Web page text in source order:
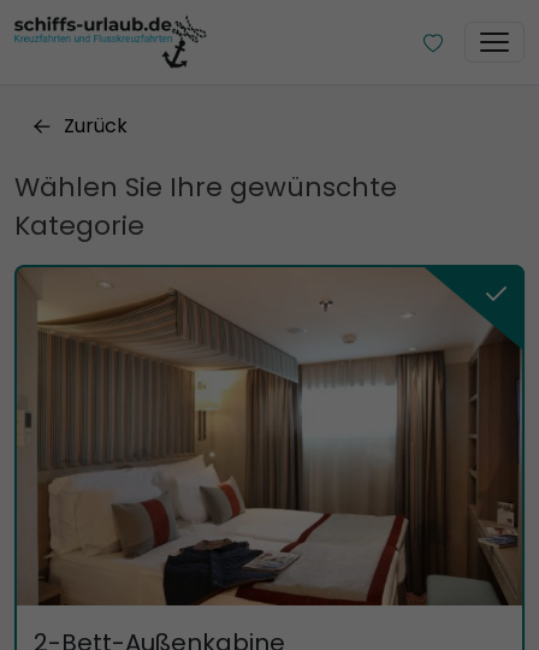
Zurück
Wählen Sie Ihre gewünschte
Kategorie
2-Bett-Außenkabine